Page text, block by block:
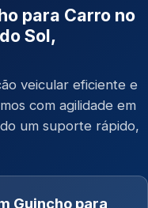
para Carro no
Sol,
veicular eficiente e
com agilidade em
um suporte rápido,
Guincho para